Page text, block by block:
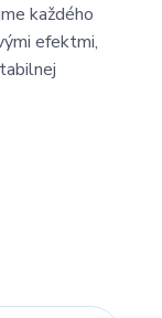
každého
efektmi,